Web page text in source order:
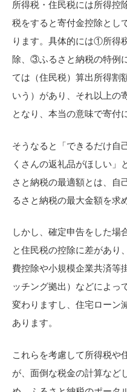
所得税・住民税には所得控
税をすると寄付金控除とし
ります。具体的には①所得
除、③ふるさと納税の特例
ては（住民税）算出所得割
いう）があり、それ以上の
となり、本当の意味で寄付
そうなると「できるだけ自
くさんの返礼品がほしい」
さと納税の最適額とは、自
るさと納税の最大金額を求
しかし、確定申告をした場
と住民税の控除に差があり
費控除や小規模企業共済等
ッチング拠出）などによっ
変わりますし、住宅ローン
あります。
これらを考慮して所得税や
が、面倒な税金の計算など